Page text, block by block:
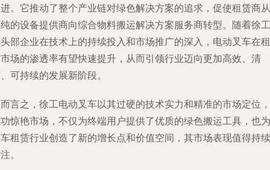
。它推动了整个产业链对绿色解决方案的追求，促使租赁商从
的设备提供商向综合物料搬运解决方案服务商转型。随着徐工
部企业在技术上的持续投入和市场推广的深入，电动叉车在租
场的渗透率有望快速提升，从而引领行业迈向更加高效、清
可持续的发展新阶段。
言之，徐工电动叉车以其过硬的技术实力和精准的市场定位，
惊艳市场，不仅为终端用户提供了优质的绿色搬运工具，也为
租赁行业创造了新的增长点和价值空间，其市场表现值得持续
。